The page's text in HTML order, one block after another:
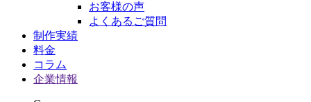
お客様の声
よくあるご質問
制作実績
料金
コラム
企業情報